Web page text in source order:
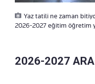
Yaz tatili ne zaman
2026-2027 eğitim öğretim
2026-2027